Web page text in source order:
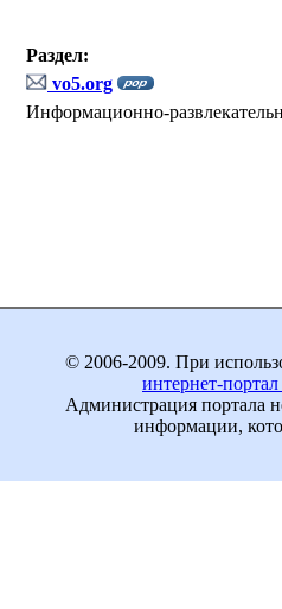
Раздел:
vo5.org
Информационно-
© 2006-2009. При
интернет-
Администрация портала
информации,